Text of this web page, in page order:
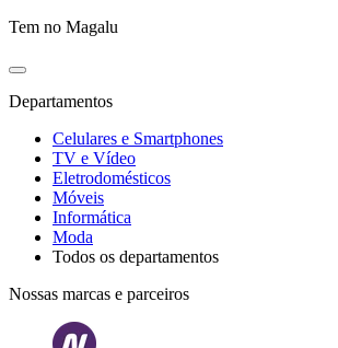
Tem no Magalu
Departamentos
Celulares e Smartphones
TV e Vídeo
Eletrodomésticos
Móveis
Informática
Moda
Todos os departamentos
Nossas marcas e parceiros